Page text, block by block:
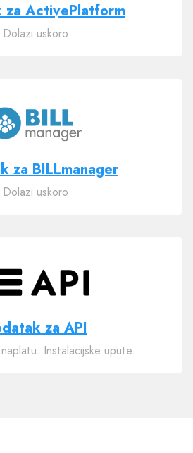
za ActivePlatform
Dolazi uskoro
za BILLmanager
Dolazi uskoro
za API
Instalacijske upute.